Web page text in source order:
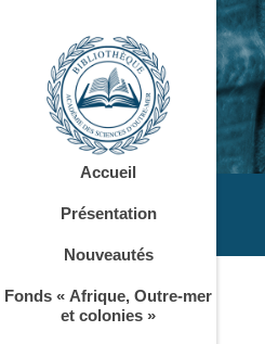
Accueil
Présentation
Nouveautés
Fonds « Afrique, Outre-mer
et colonies »